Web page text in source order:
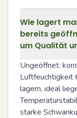
Wie lagert
bereits
um Qualität
Ungeöffnet:
Luftfeuchtigkeit
lagern, ideal
starke